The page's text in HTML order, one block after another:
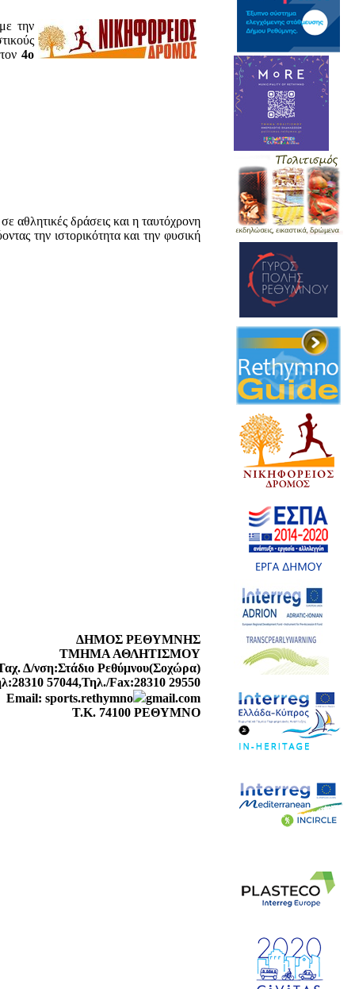
την
4ο
αθλητικές δράσεις και η ταυτόχρονη
την ιστορικότητα και την φυσική
ΔΗΜΟΣ ΡΕΘΥΜΝΗΣ
ΤΜΗΜΑ ΑΘΛΗΤΙΣΜΟΥ
Δ/νση:Στάδιο Ρεθύμνου(Σοχώρα)
57044,Τηλ./Fax:28310 29550
Email: sports.rethymno
gmail.com
T.K. 74100 ΡΕΘΥΜΝΟ